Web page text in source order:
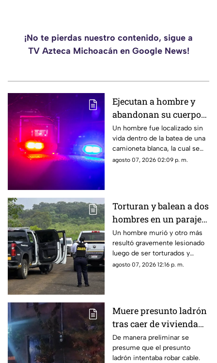
¡No te pierdas nuestro contenido, sigue a
TV Azteca Michoacán en Google News!
Ejecutan a hombre y
abandonan su cuerpo
en la batea de una
camioneta en Uruapan
Un hombre fue localizado sin
vida dentro de la batea de una
camioneta blanca, la cual se
encontraba estacionada sobre
agosto 07, 2026 02:09 p. m.
Torturan y balean a dos
hombres en un paraje
de Morelia; uno muere
y otro queda herido
Un hombre murió y otro más
resultó gravemente lesionado
luego de ser torturados y
atacados a balazos por sujetos
agosto 07, 2026 12:16 p. m.
Muere presunto ladrón
tras caer de vivienda
en Morelia
De manera preliminar se
presume que el presunto
ladrón intentaba robar cable.